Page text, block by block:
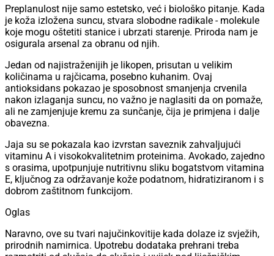
Preplanulost nije samo estetsko, već i biološko pitanje. Kada
je koža izložena suncu, stvara slobodne radikale - molekule
koje mogu oštetiti stanice i ubrzati starenje. Priroda nam je
osigurala arsenal za obranu od njih.
Jedan od najistraženijih je likopen, prisutan u velikim
količinama u rajčicama, posebno kuhanim. Ovaj
antioksidans pokazao je sposobnost smanjenja crvenila
nakon izlaganja suncu, no važno je naglasiti da on pomaže,
ali ne zamjenjuje kremu za sunčanje, čija je primjena i dalje
obavezna.
Jaja su se pokazala kao izvrstan saveznik zahvaljujući
vitaminu A i visokokvalitetnim proteinima. Avokado, zajedno
s orasima, upotpunjuje nutritivnu sliku bogatstvom vitamina
E, ključnog za održavanje kože podatnom, hidratiziranom i s
dobrom zaštitnom funkcijom.
Oglas
Naravno, ove su tvari najučinkovitije kada dolaze iz svježih,
prirodnih namirnica. Upotrebu dodataka prehrani treba